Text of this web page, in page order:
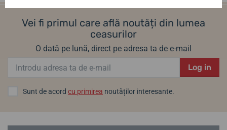
Vei fi primul care află noutăți din lumea
ceasurilor
O dată pe lună, direct pe adresa ta de e-mail
Log in
Sunt de acord cu primirea noutăților interesante.